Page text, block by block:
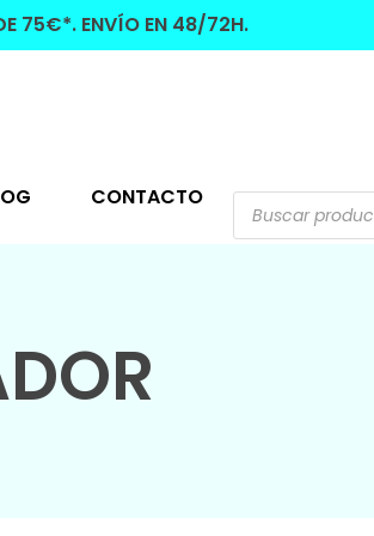
75€*. ENVÍO EN 48/72H.
CONTACTO Búsqueda
productos